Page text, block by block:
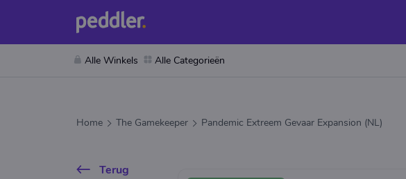
Alle Winkels Alle Categorieën
Home The Gamekeeper Pandemic Extreem Gevaar Expansion (NL)
Terug